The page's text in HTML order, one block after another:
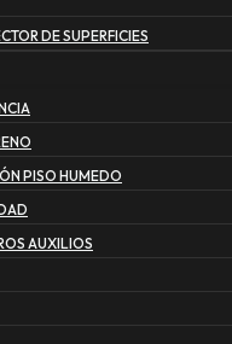
DE SUPERFICIES
PISO HUMEDO
AUXILIOS